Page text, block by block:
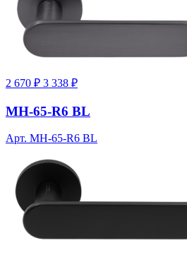
2 670 ₽ 3 338 ₽
MH-65-R6 BL
Арт. MH-65-R6 BL